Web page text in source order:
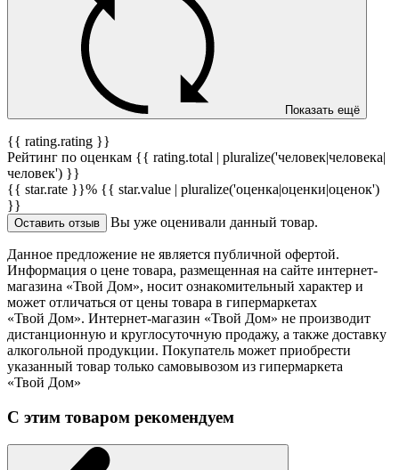
Показать ещё
{{ rating.rating }}
Рейтинг по оценкам {{ rating.total | pluralize('человек|человека|
человек') }}
{{ star.rate }}% {{ star.value | pluralize('оценка|оценки|оценок')
}}
Оставить отзыв Вы уже оценивали данный товар.
Данное предложение не является публичной офертой.
Информация о цене товара, размещенная на сайте интернет-
магазина «Твой Дом», носит ознакомительный характер и
может отличаться от цены товара в гипермаркетах
«Твой Дом». Интернет-магазин «Твой Дом» не производит
дистанционную и круглосуточную продажу, а также доставку
алкогольной продукции. Покупатель может приобрести
указанный товар только самовывозом из гипермаркета
«Твой Дом»
С этим товаром рекомендуем